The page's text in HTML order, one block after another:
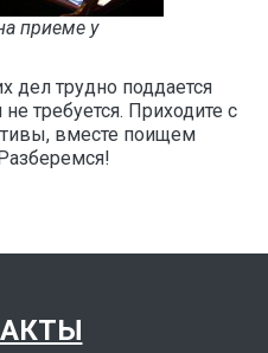
приеме у
дел трудно поддается
требуется. Приходите с
вместе поищем